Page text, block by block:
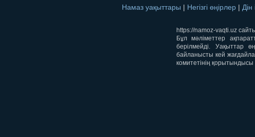
Намаз уақыттары | Негізгі өңірлер | Дін
https://namoz-vaqti.uz
Бұл мәліметтер
берілмейді. Уақыттар
байланысты кей
комитетінің қорытындысы